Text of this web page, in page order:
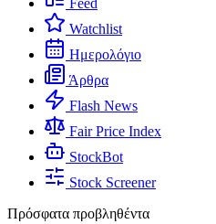
Feed
Watchlist
Ημερολόγιο
Άρθρα
Flash News
Fair Price Index
StockBot
Stock Screener
Πρόσφατα προβληθέντα